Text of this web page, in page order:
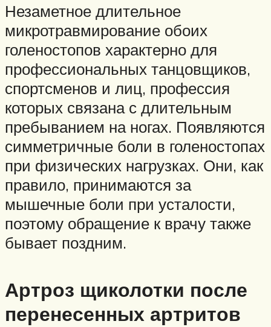
Незаметное длительное
микротравмирование обоих
голеностопов характерно для
профессиональных танцовщиков,
спортсменов и лиц, профессия
которых связана с длительным
пребыванием на ногах. Появляются
симметричные боли в голеностопах
при физических нагрузках. Они, как
правило, принимаются за
мышечные боли при усталости,
поэтому обращение к врачу также
бывает поздним.
Артроз щиколотки после
перенесенных артритов